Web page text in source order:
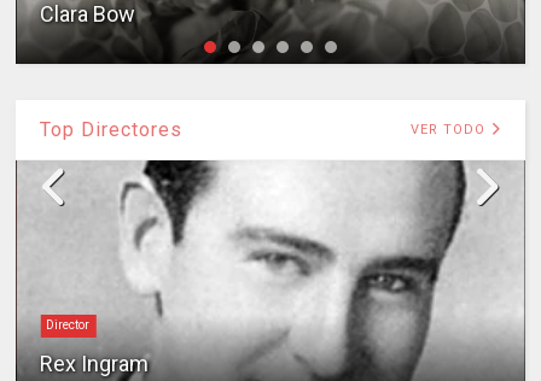
Clara Bow
Top Directores VER TODO
Director
Rex Ingram